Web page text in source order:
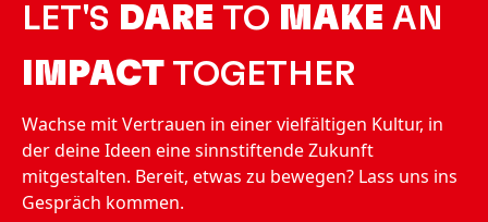
LET'S DARE TO MAKE AN
IMPACT TOGETHER
Wachse mit Vertrauen in einer vielfältigen Kultur, in
der deine Ideen eine sinnstiftende Zukunft
mitgestalten. Bereit, etwas zu bewegen? Lass uns ins
Gespräch kommen.